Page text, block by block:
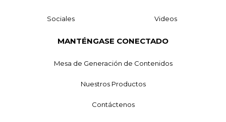
Sociales Videos
MANTÉNGASE CONECTADO
Mesa de Generación de Contenidos
Nuestros Productos
Contáctenos